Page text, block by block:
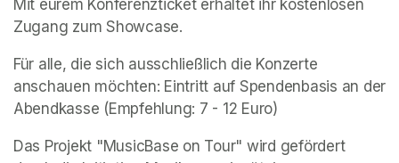
Mit eurem Konferenzticket erhaltet ihr kostenlosen
Zugang zum Showcase.
Für alle, die sich ausschließlich die Konzerte
anschauen möchten: Eintritt auf Spendenbasis an der
Abendkasse (Empfehlung: 7 - 12 Euro)
Das Projekt "MusicBase on Tour" wird gefördert